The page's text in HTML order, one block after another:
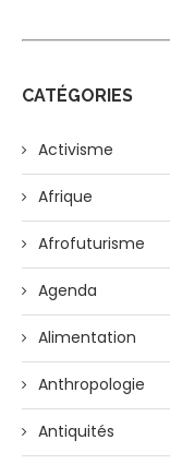
CATÉGORIES
Activisme
Afrique
Afrofuturisme
Agenda
Alimentation
Anthropologie
Antiquités